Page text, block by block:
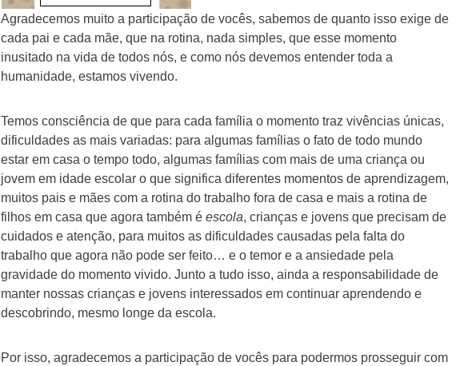
Agradecemos muito a participação de vocês, sabemos de quanto isso exige de
cada pai e cada mãe, que na rotina, nada simples, que esse momento
inusitado na vida de todos nós, e como nós devemos entender toda a
humanidade, estamos vivendo.
Temos consciência de que para cada família o momento traz vivências únicas,
dificuldades as mais variadas: para algumas famílias o fato de todo mundo
estar em casa o tempo todo, algumas famílias com mais de uma criança ou
jovem em idade escolar o que significa diferentes momentos de aprendizagem,
muitos pais e mães com a rotina do trabalho fora de casa e mais a rotina de
filhos em casa que agora também é escola, crianças e jovens que precisam de
cuidados e atenção, para muitos as dificuldades causadas pela falta do
trabalho que agora não pode ser feito… e o temor e a ansiedade pela
gravidade do momento vivido. Junto a tudo isso, ainda a responsabilidade de
manter nossas crianças e jovens interessados em continuar aprendendo e
descobrindo, mesmo longe da escola.
Por isso, agradecemos a participação de vocês para podermos prosseguir com